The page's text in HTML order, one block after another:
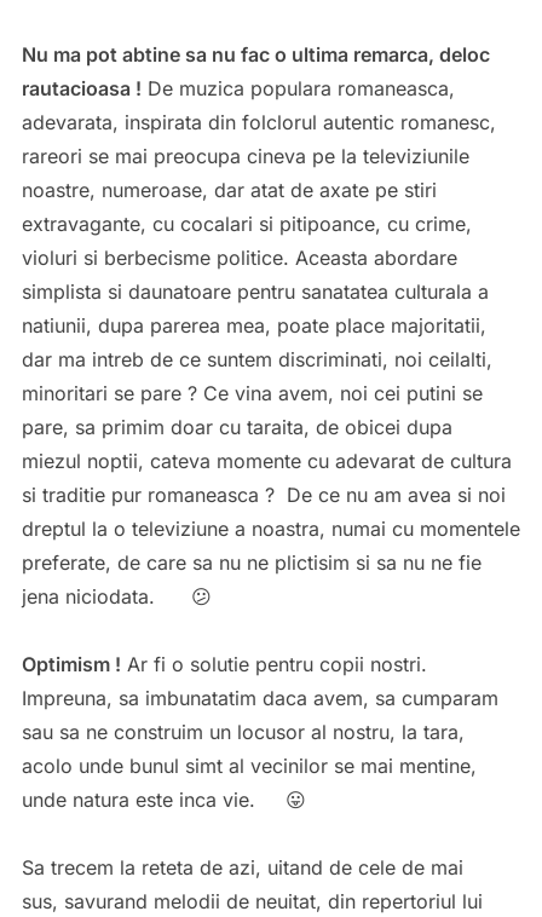
Nu ma pot abtine sa nu fac o ultima remarca, deloc
rautacioasa ! De muzica populara romaneasca,
adevarata, inspirata din folclorul autentic romanesc,
rareori se mai preocupa cineva pe la televiziunile
noastre, numeroase, dar atat de axate pe stiri
extravagante, cu cocalari si pitipoance, cu crime,
violuri si berbecisme politice. Aceasta abordare
simplista si daunatoare pentru sanatatea culturala a
natiunii, dupa parerea mea, poate place majoritatii,
dar ma intreb de ce suntem discriminati, noi ceilalti,
minoritari se pare ? Ce vina avem, noi cei putini se
pare, sa primim doar cu taraita, de obicei dupa
miezul noptii, cateva momente cu adevarat de cultura
si traditie pur romaneasca ? De ce nu am avea si noi
dreptul la o televiziune a noastra, numai cu momentele
preferate, de care sa nu ne plictisim si sa nu ne fie
jena niciodata. 😕
Optimism ! Ar fi o solutie pentru copii nostri.
Impreuna, sa imbunatatim daca avem, sa cumparam
sau sa ne construim un locusor al nostru, la tara,
acolo unde bunul simt al vecinilor se mai mentine,
unde natura este inca vie. 😛
Sa trecem la reteta de azi, uitand de cele de mai
sus, savurand melodii de neuitat, din repertoriul lui